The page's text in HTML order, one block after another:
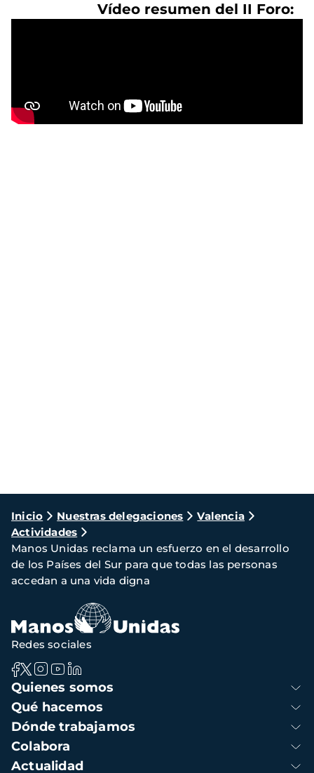
Vídeo resumen del II Foro:
Ruta
de
navegación
Inicio Nuestras delegaciones
Valencia
Actividades
Manos Unidas reclama un esfuerzo en el desarrollo
de los Países del Sur para que todas las personas
accedan a una vida digna
Navegación
principal
Quienes somos
Qué hacemos
Dónde trabajamos
Colabora
Actualidad
Redes sociales